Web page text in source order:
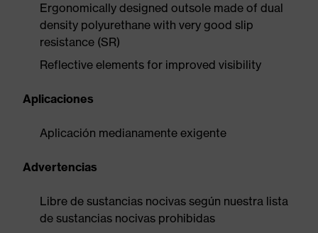
Ergonomically designed outsole made of dual
density polyurethane with very good slip
resistance (SR)
Reflective elements for improved visibility
Aplicaciones
Aplicación medianamente exigente
Advertencias
Libre de sustancias nocivas según nuestra lista
de sustancias nocivas prohibidas